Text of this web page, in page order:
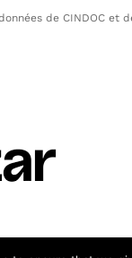
de CINDOC et